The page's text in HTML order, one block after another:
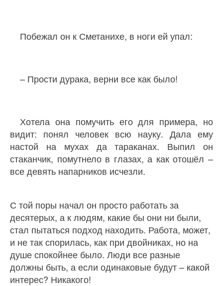
Побежал он к Сметанихе, в ноги ей упал:
– Прости дурака, верни все как было!
Хотела она помучить его для примера, но
видит: понял человек всю науку. Дала ему
настой на мухах да тараканах. Выпил он
стаканчик, помутнело в глазах, а как отошёл –
все девять напарников исчезли.
С той поры начал он просто работать за
десятерых, а к людям, какие бы они ни были,
стал пытаться подход находить. Работа, может,
и не так спорилась, как при двойниках, но на
душе спокойнее было. Люди все разные
должны быть, а если одинаковые будут – какой
интерес? Никакого!